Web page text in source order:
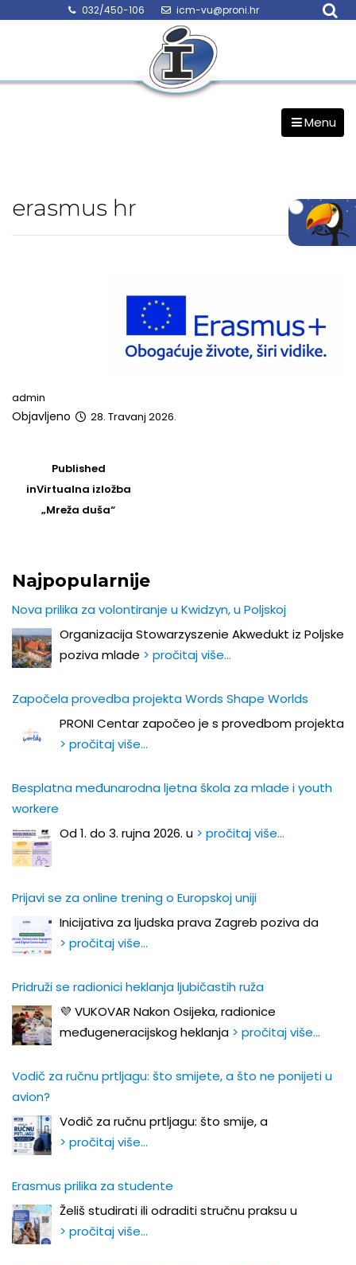
032/450-106 icm-vu@proni.hr
Menu
erasmus hr
admin
Objavljeno 28. Travanj 2026.
navigation
Published
inVirtualna izložba
„Mreža duša“
Najpopularnije
Nova prilika za volontiranje u Kwidzyn, u Poljskoj
Organizacija Stowarzyszenie Akwedukt iz Poljske
poziva mlade > pročitaj više…
Započela provedba projekta Words Shape Worlds
PRONI Centar započeo je s provedbom projekta
> pročitaj više…
Besplatna međunarodna ljetna škola za mlade i youth
workere
Od 1. do 3. rujna 2026. u > pročitaj više…
Prijavi se za online trening o Europskoj uniji
Inicijativa za ljudska prava Zagreb poziva da
> pročitaj više…
Pridruži se radionici heklanja ljubičastih ruža
💜 VUKOVAR Nakon Osijeka, radionice
međugeneracijskog heklanja > pročitaj više…
Vodič za ručnu prtljagu: što smijete, a što ne ponijeti u
avion?
Vodič za ručnu prtljagu: što smije, a
> pročitaj više…
Erasmus prilika za studente
Želiš studirati ili odraditi stručnu praksu u
> pročitaj više…